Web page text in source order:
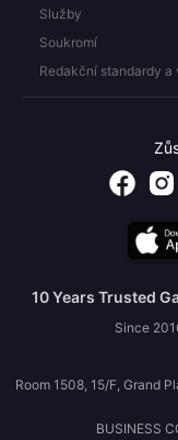
Služby
Soukromí
Redakční standardy
10 Years Trusted
Since
Room 1508, 15/F, Grand
BUSINESS